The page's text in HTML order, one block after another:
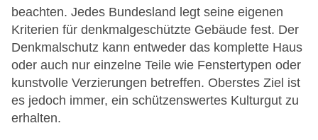
beachten. Jedes Bundesland legt seine eigenen
Kriterien für denkmalgeschützte Gebäude fest. Der
Denkmalschutz kann entweder das komplette Haus
oder auch nur einzelne Teile wie Fenstertypen oder
kunstvolle Verzierungen betreffen. Oberstes Ziel ist
es jedoch immer, ein schützenswertes Kulturgut zu
erhalten.